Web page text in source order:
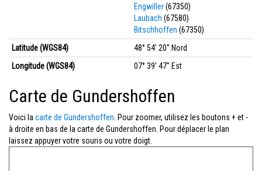
Engwiller(67350)
Laubach (67580)
Bitschhoffen (67350)
Latitude (WGS84)
48° 54' 20'' Nord
Longitude (WGS84)
07° 39' 47'' Est
Carte de Gundershoffen
Voici la carte de Gundershoffen . Pour zoomer, utilisez les boutons + et -
à droite en bas de la carte de Gundershoffen. Pour déplacer le plan
laissez appuyer votre souris ou votre doigt.